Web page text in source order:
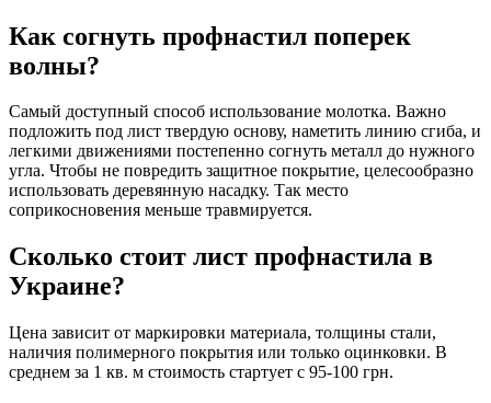
Как согнуть профнастил поперек
волны?
Самый доступный способ использование молотка. Важно
подложить под лист твердую основу, наметить линию сгиба, и
легкими движениями постепенно согнуть металл до нужного
угла. Чтобы не повредить защитное покрытие, целесообразно
использовать деревянную насадку. Так место
соприкосновения меньше травмируется.
Сколько стоит лист профнастила в
Украине?
Цена зависит от маркировки материала, толщины стали,
наличия полимерного покрытия или только оцинковки. В
среднем за 1 кв. м стоимость стартует с 95-100 грн.